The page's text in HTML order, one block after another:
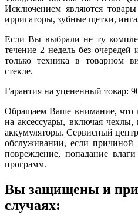
Исключением являются
ирригаторы, зубные щетки,
Если Вы выбрали не ту
течение 2 недель без
только техника в товарном
стекле.
Гарантия на уцененный товар:
Обращаем Ваше внимание, что
на аксессуары, включая чехлы,
аккумуляторы. Сервисный
обслуживании, если причиной
повреждение, попадание
программ.
Вы защищены и при
случаях: